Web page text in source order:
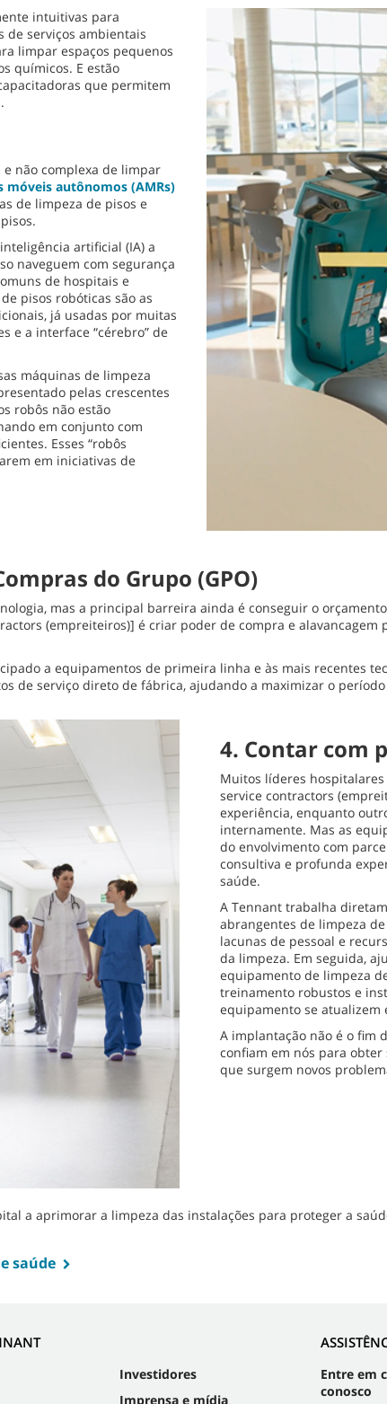
intuitivas para
de serviços ambientais
limpar espaços pequenos
químicos. E estão
que permitem
não complexa de limpar
móveis autônomos (AMRs)
de limpeza de pisos e
artificial (IA) a
naveguem com segurança
de hospitais e
pisos robóticas são as
já usadas por muitas
e a interface “cérebro” de
máquinas de limpeza
pelas crescentes
robôs não estão
em conjunto com
Esses “robôs
em iniciativas de
do Grupo (GPO)
mas a principal barreira ainda é conseguir o
(empreiteiros)] é criar poder de compra e alavancagem
a equipamentos de primeira linha e às mais recentes
de serviço direto de fábrica, ajudando a maximizar o
4. Contar com
Muitos líderes
service contractors
experiência, enquanto
internamente. Mas as
do envolvimento com
consultiva e profunda
saúde.
A Tennant trabalha
abrangentes de limpeza
lacunas de pessoal e
da limpeza. Em seguida,
equipamento de limpeza
treinamento robustos e
equipamento se atualizem
A implantação não é o fim
confiam em nós para
que surgem novos
a aprimorar a limpeza das instalações para proteger a
saúde
Investidores
Imprensa e mídia
Entre em
conosco